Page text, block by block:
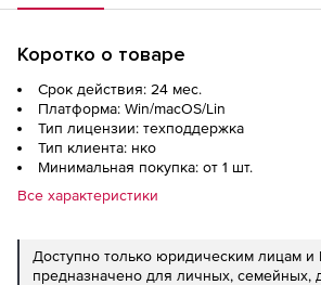
Коротко о товаре
Срок действия: 24 мес.
Платформа: Win/macOS/Lin
Тип лицензии: техподдержка
Тип клиента: нко
Минимальная покупка: от 1 шт.
Все характеристики
Доступно только юридическим лицам
предназначено для личных, семейных,